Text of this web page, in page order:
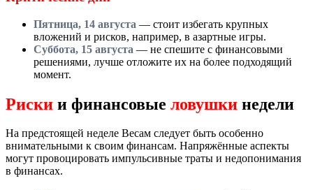
Пятница, 14 августа — стоит избегать крупных
вложений и рисков, например, в азартные игры.
Суббота, 15 августа — не спешите с финансовыми
решениями, лучше отложите их на более подходящий
момент.
Риски и финансовые ловушки недели
На предстоящей неделе Весам следует быть особенно
внимательными к своим финансам. Напряжённые аспекты
могут провоцировать импульсивные траты и недопонимания
в финансах.